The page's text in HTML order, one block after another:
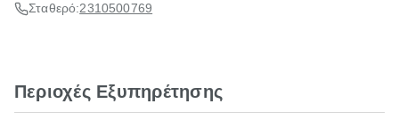
Σταθερό:2310500769
Περιοχές Εξυπηρέτησης